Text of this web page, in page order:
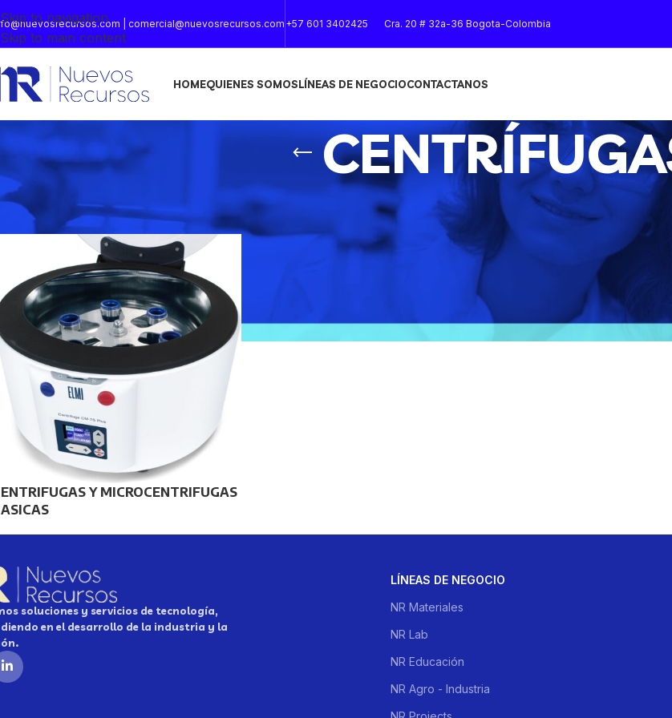
Skip to navigation
Skip to main content
| comercial@nuevosrecursos.com +57 601 3402425 Cra. 20 # 32a-36 Bogota-Colombia
HOMEQUIENES SOMOSLÍNEAS DE NEGOCIOCONTACTANOS
Inicio
Y MICROCENTRIFUGAS
soluciones y servicios de tecnología,
en el desarrollo de la industria y la
LÍNEAS DE NEGOCIO
NR Materiales
NR Lab
NR Educación
NR Agro - Industria